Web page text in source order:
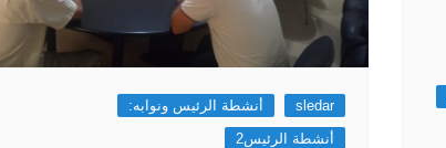
sledar
أنشطة الرئيس ونوابه:
أنشطة الرئيس2